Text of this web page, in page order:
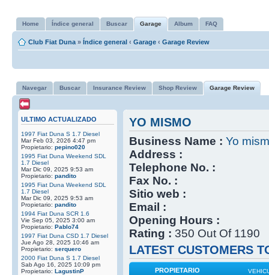
Home Índice general Buscar Garage Album FAQ
Club Fiat Duna » Índice general ‹ Garage ‹ Garage Review
Navegar Buscar Insurance Review Shop Review Garage Review
ULTIMO ACTUALIZADO
1997 Fiat Duna S 1.7 Diesel
Mar Feb 03, 2026 4:47 pm
Propietario: pepino020
1995 Fiat Duna Weekend SDL
1.7 Diesel
Mar Dic 09, 2025 9:53 am
Propietario: pandito
1995 Fiat Duna Weekend SDL
1.7 Diesel
Mar Dic 09, 2025 9:53 am
Propietario: pandito
1994 Fiat Duna SCR 1.6
Vie Sep 05, 2025 3:00 am
Propietario: Pablo74
1997 Fiat Duna CSD 1.7 Diesel
Jue Ago 28, 2025 10:46 am
Propietario: serquero
2000 Fiat Duna S 1.7 Diesel
Sab Ago 16, 2025 10:09 pm
Propietario: LagustinP
YO MISMO
Business Name : Yo
Address :
Telephone No. :
Fax No. :
Sitio web :
Email :
Opening Hours :
Rating : 350 Out Of 1190
LATEST CUSTOMERS
PROPIETARIO